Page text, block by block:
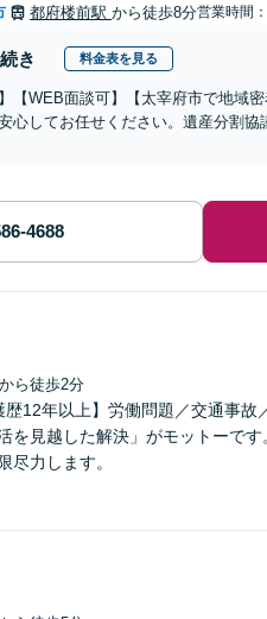
都府楼前駅 から徒歩8分営業時間
き 料金表を見る
】【WEB面談可】【太宰府市で地域
心してお任せください。遺産分割
から徒歩2分
歴12年以上】労働問題／交通事
を見越した解決」がモットーで
尽力します。